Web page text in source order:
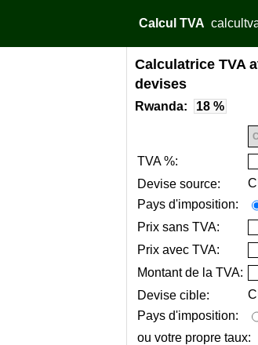
Calcul TVA
Calculatrice TVA
devises
Rwanda: 18 %
TVA %:
Devise source:
Pays d'imposition:
Prix sans TVA:
Prix avec TVA:
Montant de la TVA:
Devise cible:
Pays d'imposition:
ou votre propre taux: